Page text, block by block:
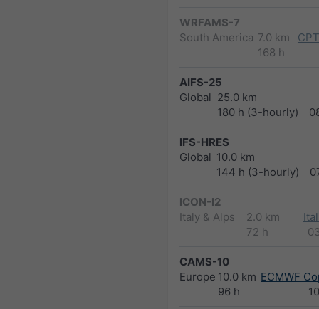
WRFAMS-7
South America 7.0 km
168 h
AIFS-25
Global 25.0 km
180 h (3-hourly)
IFS-HRES
Global 10.0 km
144 h (3-hourly)
ICON-I2
Italy & Alps
2.0 km
72 h
CAMS-10
Europe 10.0 km
96 h
ECMWF